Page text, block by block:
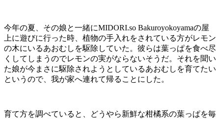
今年の夏、その娘と一緒にMIDORI.so Bakuroyokoyamaの屋
上に遊びに行った時、植物の手入れをされている方がレモン
の木にいるあおむしを駆除していた。彼らは葉っぱを食べ尽
くしてしまうのでレモンの実がならないそうだ。それを聞い
た娘が今まさに駆除されようとしているあおむしを育てたい
というので、我が家へ連れて帰ることにした。
育て方を調べていると、どうやら新鮮な柑橘系の葉っぱを毎